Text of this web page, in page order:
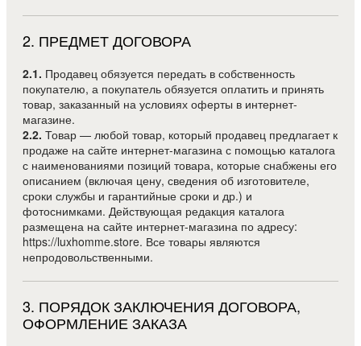
2. ПРЕДМЕТ ДОГОВОРА
2.1. Продавец обязуется передать в собственность
покупателю, а покупатель обязуется оплатить и принять
товар, заказанный на условиях оферты в интернет-
магазине.
2.2. Товар — любой товар, который продавец предлагает к
продаже на сайте интернет-магазина с помощью каталога
с наименованиями позиций товара, которые снабжены его
описанием (включая цену, сведения об изготовителе,
сроки службы и гарантийные сроки и др.) и
фотоснимками. Действующая редакция каталога
размещена на сайте интернет-магазина по адресу:
https://luxhomme.store. Все товары являются
непродовольственными.
3. ПОРЯДОК ЗАКЛЮЧЕНИЯ ДОГОВОРА,
ОФОРМЛЕНИЕ ЗАКАЗА